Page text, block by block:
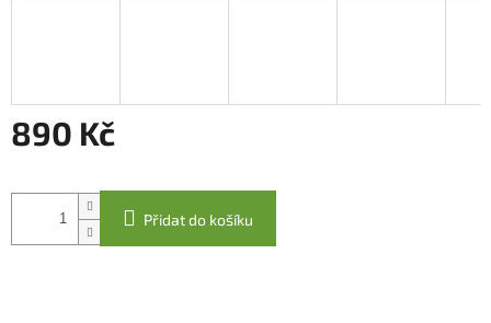
890 Kč
cena:
Přidat do košíku